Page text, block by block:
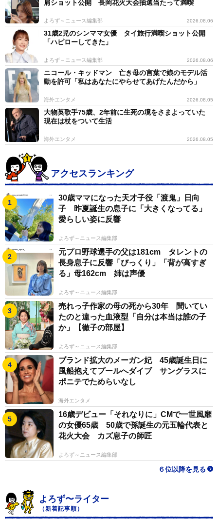
肩ショット公開 長岡花火大会抽選当たって満喫
よろず～ニュース編集部 2026.08.06
31歳2児のシンママ女優 タイ旅行満喫ショット公開
「ハピローしてきた」
よろず～ニュース編集部 2026.08.06
ニコール・キッドマン 亡き母の言葉で娘のモデル活
動を許可「私はあなたにやらせてあげたんだから」
海外エンタメ 2026.08.05
大物英歌手75歳、2年前に生死の境をさまよっていた
現在は杖をついて生活
海外エンタメ 2026.08.05
アクセスランキング
30歳ママになった天才子役「渡鬼」日向
子 昨夏誕生の息子に「大きくなってる」
愛らしい姿に反響
よろず～ニュース編集部
元プロ野球選手の父は181cm タレントの
長身息子に反響「びっくり」「背が高すぎ
る」母162cm 姉は声優
よろず～ニュース編集部
売れっ子作家の母の死から30年 聞いてい
たのと違った血液型「自分は本当は誰の子
か」【徹子の部屋】
よろず～ニュース編集部
ブランド拡大のメーガン妃 45歳誕生日に
風船抱えてプールへダイブ サングラスに
ポニテでためらいなし
海外エンタメ
16歳デビュー「それなりに」CMで一世風靡
の女優65歳 50歳で孫誕生の元五輪代表と
花火大会 カズ息子の師匠
よろず～ニュース編集部
６位以降を見る
よろず〜ライター
（新着記事順）